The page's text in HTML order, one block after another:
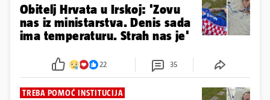
Obitelj Hrvata u Irskoj: 'Zovu
nas iz ministarstva. Denis sada
ima temperaturu. Strah nas je'
22 35
TREBA POMOĆ INSTITUCIJA